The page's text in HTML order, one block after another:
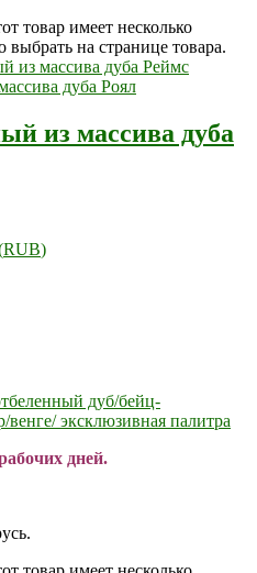
товар имеет несколько
на странице товара.
из массива дуба
RUB)
дуб/бейц-
венге/ эксклюзивная палитра
дней.